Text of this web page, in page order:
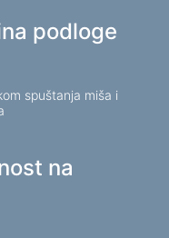
podloge
spuštanja miša i
na